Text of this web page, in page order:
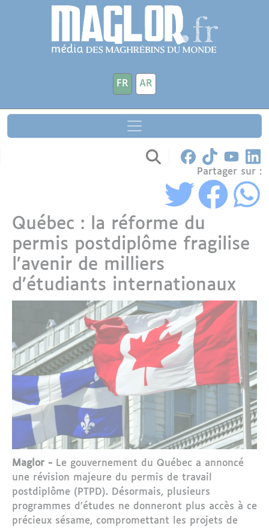
Aller au contenu principal
FR AR
Partager sur :
Québec : la réforme du
permis postdiplôme fragilise
l’avenir de milliers
d’étudiants internationaux
Maglor - Le gouvernement du Québec a annoncé
une révision majeure du permis de travail
postdiplôme (PTPD). Désormais, plusieurs
programmes d’études ne donneront plus accès à ce
précieux sésame, compromettant les projets de
Panneau de gestion des cookies